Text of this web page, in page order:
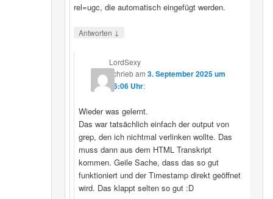
rel=ugc, die automatisch eingefügt werden.
Antworten ↓
LordSexy
schriebam 3. September 2025 um
16:06 Uhr:
Wieder was gelernt.
Das war tatsächlich einfach der output von
grep, den ich nichtmal verlinken wollte. Das
muss dann aus dem HTML Transkript
kommen. Geile Sache, dass das so gut
funktioniert und der Timestamp direkt geöffnet
wird. Das klappt selten so gut :D